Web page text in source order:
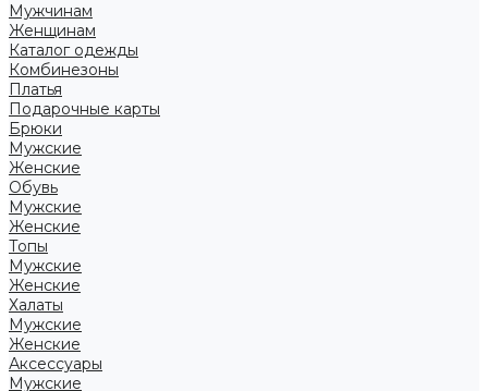
Мужчинам
Женщинам
Каталог одежды
Комбинезоны
Платья
Подарочные карты
Брюки
Мужские
Женские
Обувь
Мужские
Женские
Топы
Мужские
Женские
Халаты
Мужские
Женские
Аксессуары
Мужские